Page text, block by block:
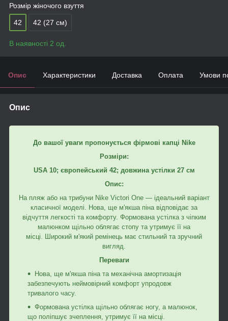
Розмір жіночого взуття
42 42 (27 см)
В наявності 2 од.
Опис Характеристики Доставка Оплата Умови
Опис
До вашої уваги пропонується фірмові капці Nike
Розміри:
USA 10; європейський 42; довжина устілки 27 см
Опис:
На пляж або на трибуни Nike Victori One — ідеальний варіант
класичної моделі. Нова, ще м'якша піна відповідає за
відчуття легкості та комфорту. Формована устілка з чіпким
малюнком щільно облягає стопу та утримує її на
місці. Широкий м'який ремінець має стильний та зручний
вигляд.
Переваги
Нова, ще м'якша піна та механічна амортизація
забезпечують неймовірний комфорт упродовж
тривалого часу.
Формована устілка щільно облягає ногу, а малюнок,
що поліпшує зчеплення, утримує її на місці.